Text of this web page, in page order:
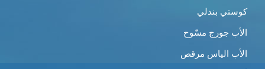
كوستي بندلي
الأب جورج مسّوح
الأب الياس مرقص